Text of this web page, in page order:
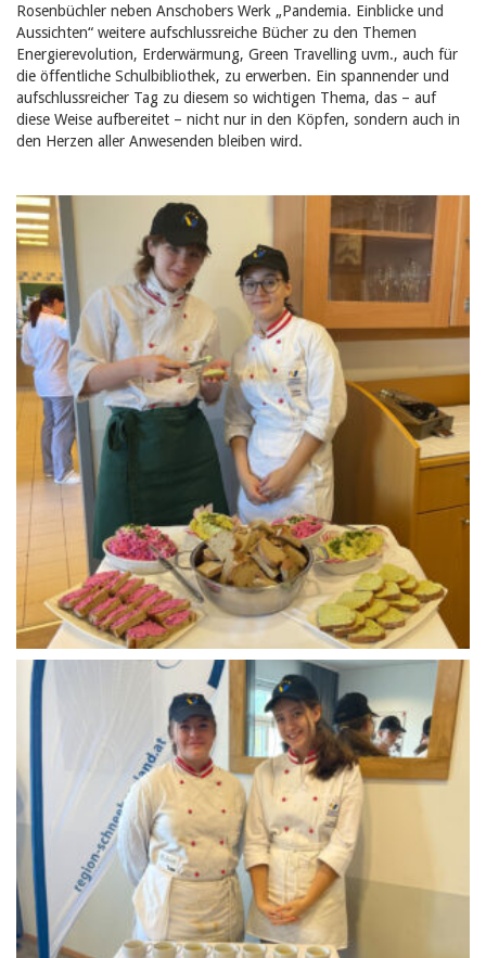
Rosenbüchler neben Anschobers Werk „Pandemia. Einblicke und
Aussichten“ weitere aufschlussreiche Bücher zu den Themen
Energierevolution, Erderwärmung, Green Travelling uvm., auch für
die öffentliche Schulbibliothek, zu erwerben. Ein spannender und
aufschlussreicher Tag zu diesem so wichtigen Thema, das – auf
diese Weise aufbereitet – nicht nur in den Köpfen, sondern auch in
den Herzen aller Anwesenden bleiben wird.